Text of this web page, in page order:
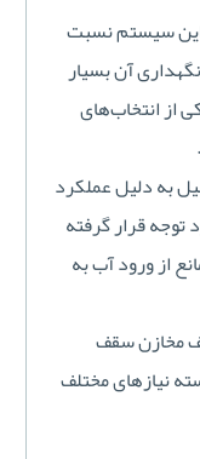
سیستم نسبت
آن بسیار
از انتخاب‌های
به دلیل عملکرد
توجه قرار گرفته
از ورود آب به
مخازن سقف
نیازهای مختلف